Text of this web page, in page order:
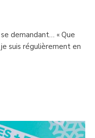
demandant… « Que
suis régulièrement en